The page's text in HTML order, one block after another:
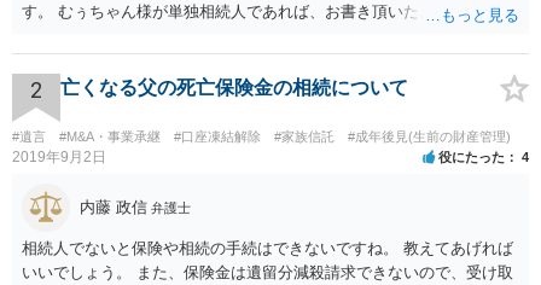
す。 むぅちゃん様が単独相続人であれば、お書き頂いたような方法で
相続人おられるということであれば、他の相続人との協議が必要とな
るところです。 また、当該点とは別にご主人から貸付ではなく贈与で
あると主張される可能性がございます。 その場合には、貸付であるこ
とを伺わせる事情をどれだけ積み重ねることが出来るか、というとこ
ろとなります。 返済の事実や、返済を約束するメール等です。 金額の
おく方が宜しいかと思います。 緊急という訳ではないかと思います
が、事前準備が早い方が有効な手段が増える傾向にありますので、早
目に弁護士を入れられることを御検討頂くと良いかと思います。
2 亡くなる父の死亡保険金の相続について
#遺言 #M&A・事業承継 #口座凍結解除 #家族信託 #成年後見(生前の財産管理)
2019年9月2日 役にたった 4
内藤 政信 弁護士
相続人でないと保険や相続の手続はできないですね。 教えてあげれば
いいでしょう。 また、保険金は遺留分減殺請求できないので、受け取